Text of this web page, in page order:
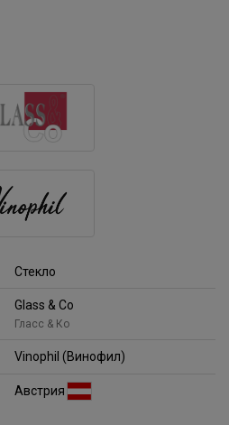
Стекло
Glass & Co
Гласс & Ко
Vinophil (Винофил)
Австрия